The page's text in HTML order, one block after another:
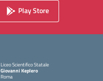
Play Store
Liceo Scientifico Statale
Giovanni Keplero
Roma